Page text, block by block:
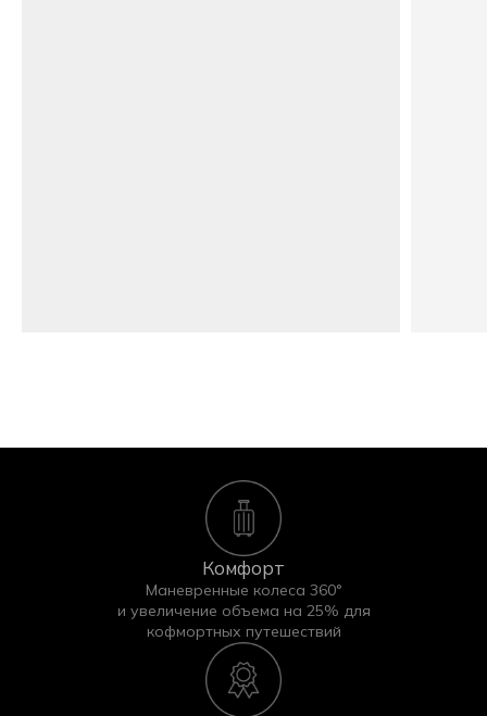
Комфорт
Маневренные колеса 360°
и увеличение объема на 25% для
кофмортных путешествий